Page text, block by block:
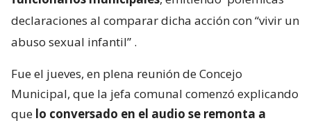
declaraciones al comparar dicha acción con “vivir un
abuso sexual infantil” .
Fue el jueves, en plena reunión de Concejo
Municipal, que la jefa comunal comenzó explicando
que lo conversado en el audio se remonta a